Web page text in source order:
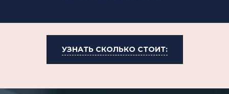
УЗНАТЬ СКОЛЬКО СТОИТ: